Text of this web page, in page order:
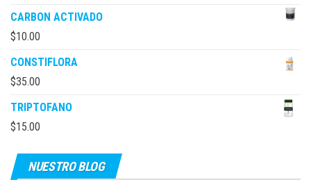
CARBON ACTIVADO
$10.00
CONSTIFLORA
$35.00
TRIPTOFANO
$15.00
NUESTRO BLOG